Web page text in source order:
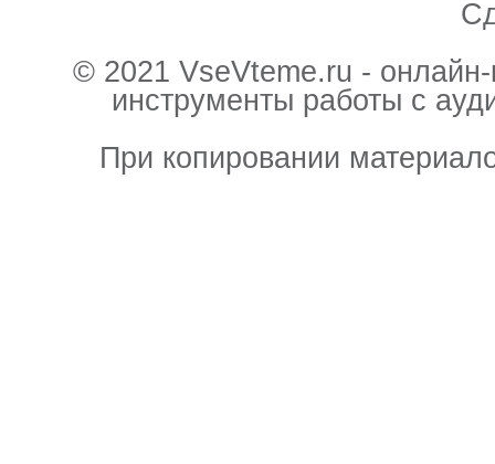
© 2021 VseVteme.ru -
инструменты работы с
При копировании